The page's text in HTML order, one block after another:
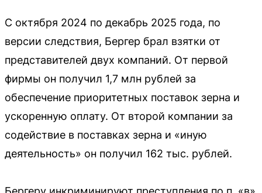
С октября 2024 по декабрь 2025 года, по
версии следствия, Бергер брал взятки от
представителей двух компаний. От первой
фирмы он получил 1,7 млн рублей за
обеспечение приоритетных поставок зерна и
ускоренную оплату. От второй компании за
содействие в поставках зерна и «иную
деятельность» он получил 162 тыс. рублей.